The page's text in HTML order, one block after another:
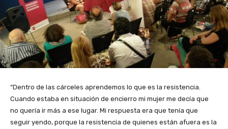
“Dentro de las cárceles aprendemos lo que es la resistencia.
Cuando estaba en situación de encierro mi mujer me decía que
no quería ir más a ese lugar. Mi respuesta era que tenía que
seguir yendo, porque la resistencia de quienes están afuera es la